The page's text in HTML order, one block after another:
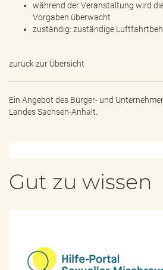
während der Veranstaltung wird
Vorgaben überwacht
zuständig: zuständige
zurück zur Übersicht
Ein Angebot des Bürger- und
Landes Sachsen-Anhalt.
Gut zu wissen